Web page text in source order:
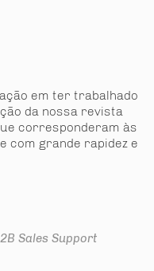
em ter trabalhado
da nossa revista
corresponderam às
com grande rapidez e
Sales Support